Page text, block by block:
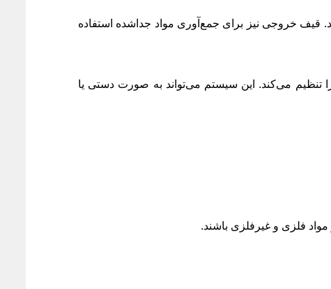
قیف خروجی نیز برای جمع‌آوری مواد جداشده استفاده
می‌کند. این سیستم می‌تواند به صورت دستی یا
فلزی و غیرفلزی باشند.